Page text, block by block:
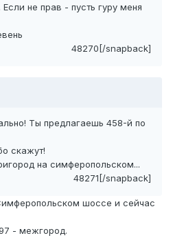
не прав - пусть гуру меня
48270[/snapback]
Ты предлагаешь 458-й по
скажут!
на симферопольском...
48271[/snapback]
шоссе и сейчас
- межгород.